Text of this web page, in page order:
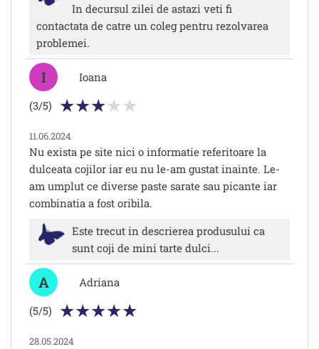
In decursul zilei de astazi veti fi
contactata de catre un coleg pentru rezolvarea
problemei.
I
Ioana
(3/5)
11.06.2024
Nu exista pe site nici o informatie referitoare la
dulceata cojilor iar eu nu le-am gustat inainte. Le-
am umplut ce diverse paste sarate sau picante iar
combinatia a fost oribila.
Este trecut in descrierea produsului ca
sunt coji de mini tarte dulci...
A
Adriana
(5/5)
28.05.2024